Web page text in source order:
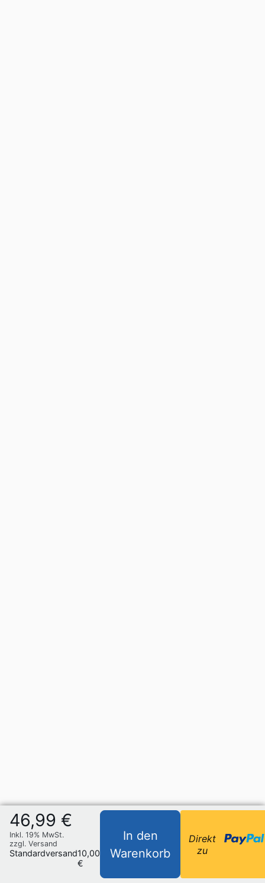
46,99 €
Inkl. 19% MwSt.
zzgl. Versand
Standardversand10,00
€
In den
Warenkorb
Direkt
zu